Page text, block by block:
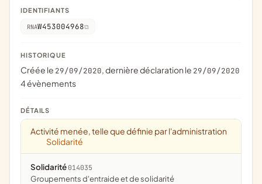
IDENTIFIANTS
RNAW453004968
HISTORIQUE
Créée le 29/09/2020, dernière déclaration le 29/09/2020
4 évènements
DÉTAILS
Activité menée, telle que définie par l'administration
Solidarité
Solidarité 014035
groupements d'entraide et de solidarité